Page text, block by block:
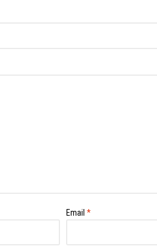
Email *